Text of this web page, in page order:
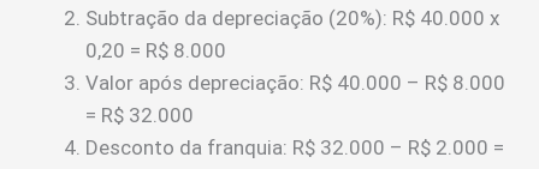
Subtração da depreciação (20%): R$ 40.000 x
0,20 = R$ 8.000
Valor após depreciação: R$ 40.000 – R$ 8.000
= R$ 32.000
Desconto da franquia: R$ 32.000 – R$ 2.000 =